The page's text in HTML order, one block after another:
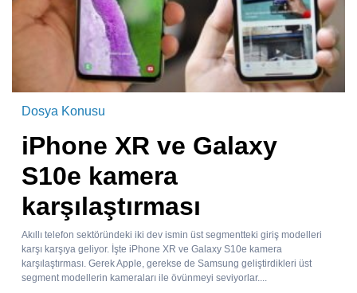
Dosya Konusu
iPhone XR ve Galaxy
S10e kamera
karşılaştırması
Akıllı telefon sektöründeki iki dev ismin üst segmentteki giriş modelleri
karşı karşıya geliyor. İşte iPhone XR ve Galaxy S10e kamera
karşılaştırması. Gerek Apple, gerekse de Samsung geliştirdikleri üst
segment modellerin kameraları ile övünmeyi seviyorlar....